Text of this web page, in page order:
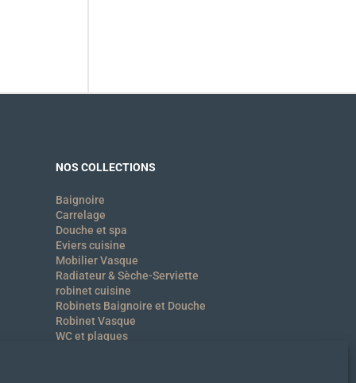
NOS COLLECTIONS
Baignoire
Carrelage
Douche et spa
Eviers cuisine
Mobilier Vasque
Radiateur & Sèche-Serviette
robinet cuisine
Robinets Baignoire et Douche
Robinet Vasque
WC et plaques